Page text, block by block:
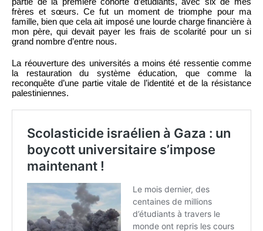
frères et sœurs. Ce fut un moment de triomphe pour ma
famille, bien que cela ait imposé une lourde charge financière à
mon père, qui devait payer les frais de scolarité pour un si
grand nombre d’entre nous.
La réouverture des universités a moins été ressentie comme
la restauration du système éducation, que comme la
reconquête d’une partie vitale de l’identité et de la résistance
palestiniennes.